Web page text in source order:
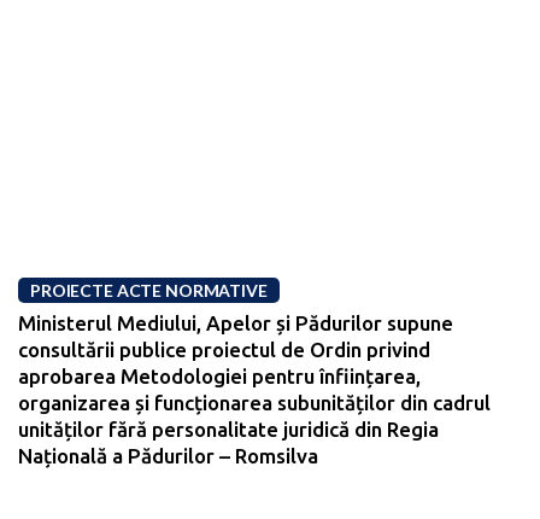
PROIECTE ACTE NORMATIVE
Ministerul Mediului, Apelor și Pădurilor supune
consultării publice proiectul de Ordin privind
aprobarea Metodologiei pentru înființarea,
organizarea și funcționarea subunităților din cadrul
unităților fără personalitate juridică din Regia
Națională a Pădurilor – Romsilva